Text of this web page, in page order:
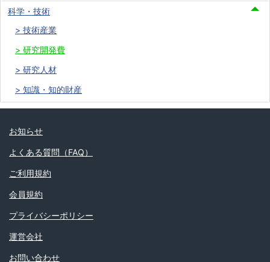
科学・技術
技術産業
研究開発費
研究人材
知識・知的財産
お知らせ
よくある質問（FAQ）
ご利用規約
会員規約
プライバシーポリシー
運営会社
お問い合わせ